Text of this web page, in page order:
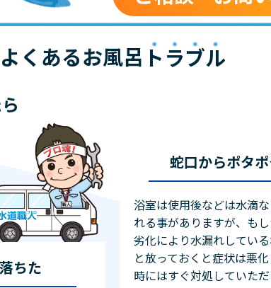
よくあるお風呂 トラブル
蛇口からポタ
浴室は使用後などは水滴
れる事がありますが、も
劣化により水漏れしてい
と放っておくと症状は悪
時にはすぐ対処していた
ちた